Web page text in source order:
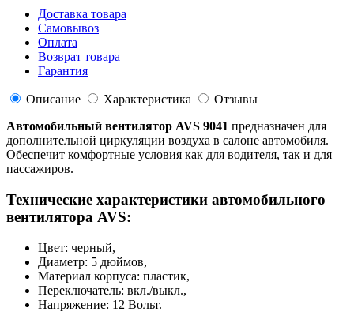
Доставка товара
Самовывоз
Оплата
Возврат товара
Гарантия
Описание Характеристика
Отзывы
Автомобильный вентилятор AVS 9041 предназначен для
дополнительной циркуляции воздуха в салоне автомобиля.
Обеспечит комфортные условия как для водителя, так и для
пассажиров.
Технические характеристики автомобильного
вентилятора AVS:
Цвет: черный,
Диаметр: 5 дюймов,
Материал корпуса: пластик,
Переключатель: вкл./выкл.,
Напряжение: 12 Вольт.